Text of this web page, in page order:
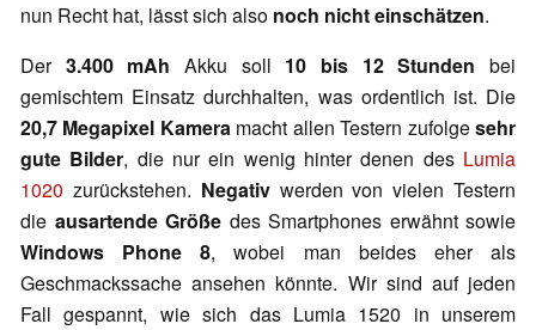
nun Recht hat, lässt sich also noch nicht einschätzen.
Der 3.400 mAh Akku soll 10 bis 12 Stunden bei
gemischtem Einsatz durchhalten, was ordentlich ist. Die
20,7 Megapixel Kameramacht allen Testern zufolgesehr
gute Bilder, die nur ein wenig hinter denen des Lumia
1020 zurückstehen. Negativwerden von vielen Testern
die ausartende Größe des Smartphones erwähnt sowie
Windows Phone 8, wobei man beides eher als
Geschmackssache ansehen könnte. Wir sind auf jeden
Fall gespannt, wie sich das Lumia 1520 in unserem